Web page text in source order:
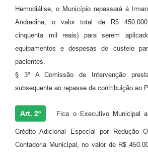
Agenda
SIC
Diário Oficial
Hemodiálise, o Município repassará à
Andradina, o valor total de R$
cinquenta mil reais) para serem
equipamentos e despesas de custeio
pacientes.
§ 3º A Comissão de Intervenção
subsequente ao repasse da contribuição ao
Art. 2º Fica o Executivo Municipal
Crédito Adicional Especial por Redução
Contadoria Municipal, no valor de R$